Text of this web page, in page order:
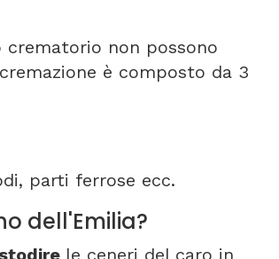
non possono
è composto da 3
parti ferrose ecc.
dell'Emilia?
le ceneri del caro in